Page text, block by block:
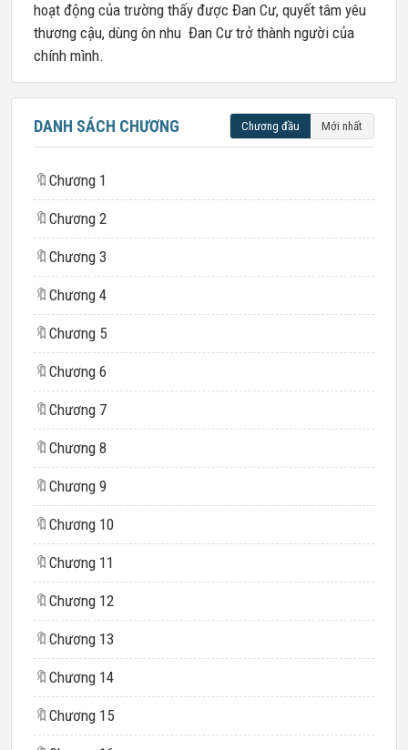
hoạt động của trường thấy được Đan Cư, quyết tâm yêu
thương cậu, dùng ôn nhu Đan Cư trở thành người của
chính mình.
DANH SÁCH CHƯƠNG Chương đầu Mới nhất
🔖 Chương 1
🔖 Chương 2
🔖 Chương 3
🔖 Chương 4
🔖 Chương 5
🔖 Chương 6
🔖 Chương 7
🔖 Chương 8
🔖 Chương 9
🔖 Chương 10
🔖 Chương 11
🔖 Chương 12
🔖 Chương 13
🔖 Chương 14
🔖 Chương 15